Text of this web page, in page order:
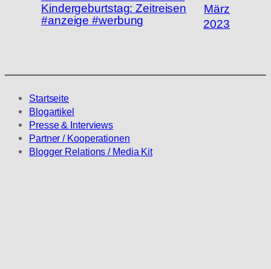
Kindergeburtstag: Zeitreisen
#anzeige #werbung
März
2023
Startseite
Blogartikel
Presse & Interviews
Partner / Kooperationen
Blogger Relations / Media Kit